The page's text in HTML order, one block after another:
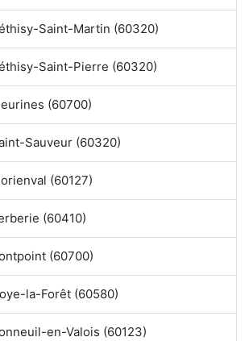
Saint-Martin (60320)
Saint-Pierre (60320)
(60700)
Sauveur (60320)
(60127)
(60410)
(60700)
la-Forêt (60580)
en-Valois (60123)